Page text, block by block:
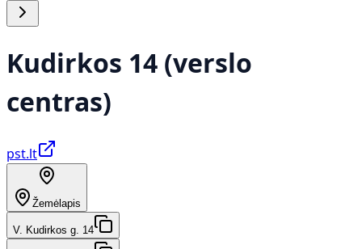
Kudirkos 14 (verslo
centras)
pst.lt
Žemėlapis
V. Kudirkos g. 14